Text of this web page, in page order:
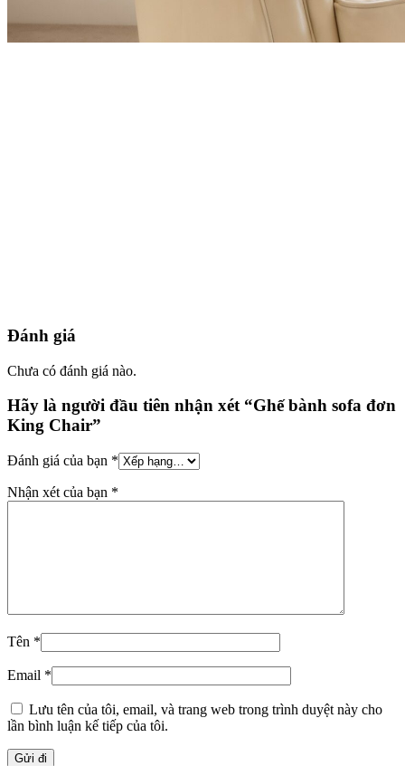
Đánh giá
Chưa có đánh giá nào.
Hãy là người đầu tiên nhận xét “Ghế bành sofa đơn
King Chair”
Đánh giá của bạn *
Nhận xét của bạn *
Tên *
Email *
Lưu tên của tôi, email, và trang web trong trình duyệt này cho
lần bình luận kế tiếp của tôi.